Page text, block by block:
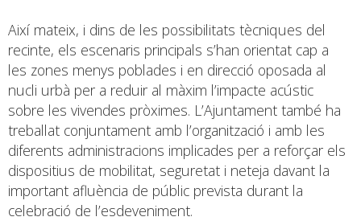
Així mateix, i dins de les possibilitats tècniques del
recinte, els escenaris principals s’han orientat cap a
les zones menys poblades i en direcció oposada al
nucli urbà per a reduir al màxim l’impacte acústic
sobre les vivendes pròximes. L’Ajuntament també ha
treballat conjuntament amb l’organització i amb les
diferents administracions implicades per a reforçar els
dispositius de mobilitat, seguretat i neteja davant la
important afluència de públic prevista durant la
celebració de l’esdeveniment.